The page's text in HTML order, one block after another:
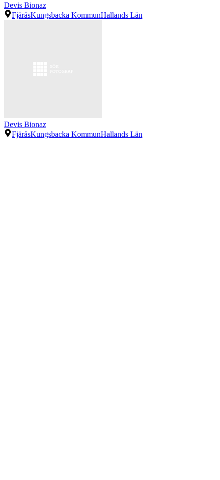
Devis Bionaz
FjäråsKungsbacka KommunHallands Län
Devis Bionaz
FjäråsKungsbacka KommunHallands Län